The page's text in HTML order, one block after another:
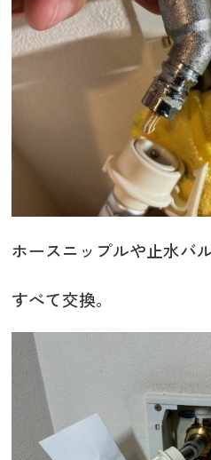
ホースニップルや止水バ
すべて交換。